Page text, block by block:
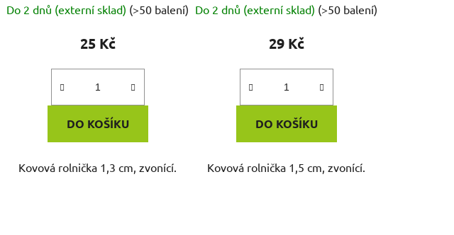
Do 2 dnů (externí sklad) (>50 balení)
25 Kč
DO KOŠÍKU
Kovová rolnička 1,3 cm, zvonící.
Do 2 dnů (externí sklad) (>50 balení)
29 Kč
DO KOŠÍKU
Kovová rolnička 1,5 cm, zvonící.